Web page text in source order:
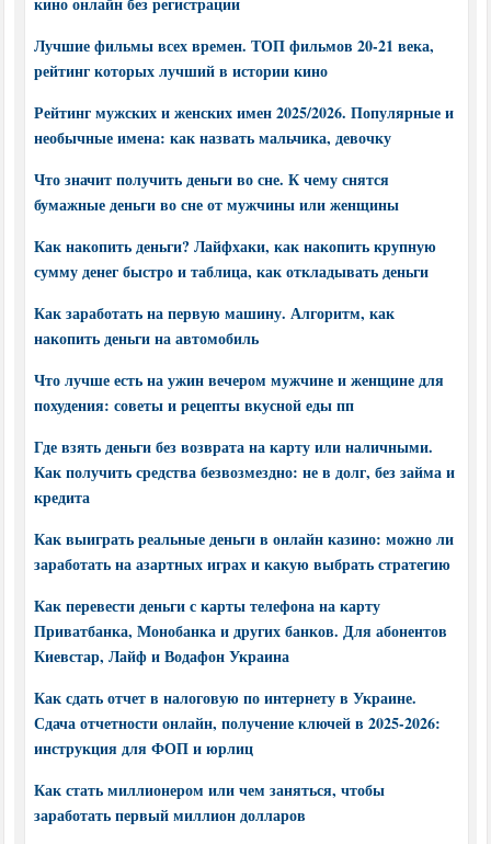
Лучшие фильмы всех времен. ТОП фильмов 20-21 века,
рейтинг которых лучший в истории кино
Рейтинг мужских и женских имен 2025/2026. Популярные и
необычные имена: как назвать мальчика, девочку
Что значит получить деньги во сне. К чему снятся
бумажные деньги во сне от мужчины или женщины
Как накопить деньги? Лайфхаки, как накопить крупную
сумму денег быстро и таблица, как откладывать деньги
Как заработать на первую машину. Алгоритм, как
накопить деньги на автомобиль
Что лучше есть на ужин вечером мужчине и женщине для
похудения: советы и рецепты вкусной еды пп
Где взять деньги без возврата на карту или наличными.
Как получить средства безвозмездно: не в долг, без займа и
кредита
Как выиграть реальные деньги в онлайн казино: можно ли
заработать на азартных играх и какую выбрать стратегию
Как перевести деньги с карты телефона на карту
Приватбанка, Монобанка и других банков. Для абонентов
Киевстар, Лайф и Водафон Украина
Как сдать отчет в налоговую по интернету в Украине.
Сдача отчетности онлайн, получение ключей в 2025-2026:
инструкция для ФОП и юрлиц
Как стать миллионером или чем заняться, чтобы
заработать первый миллион долларов